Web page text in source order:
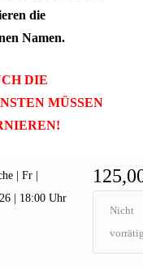
die
Namen.
DIE
MÜSSEN
| Fr |
| 18:00 Uhr
Nicht